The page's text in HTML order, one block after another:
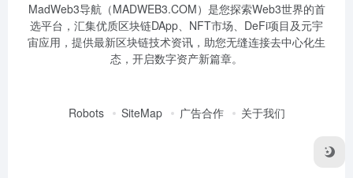
MadWeb3导航（MADWEB3.COM）是您探索Web3世界的首
选平台，汇集优质区块链DApp、NFT市场、DeFi项目及元宇
宙应用，提供最新区块链技术资讯，助您无缝连接去中心化生
态，开启数字资产新篇章。
Robots SiteMap 广告合作 关于我们